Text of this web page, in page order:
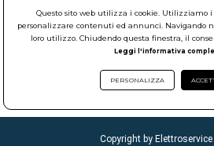
Partita Iva: 01586761007 - Codice
Sociale 1.600.000,00 Euro i.v. Iscritto al
Roma REA: RM-
Sede Operativa: Via Leonardo da Vinci,
Scalo (RM) - Telefono:
Copyright by Elettroservice
Questo sito web utilizza i cookie. Utilizziamo
personalizzare contenuti ed annunci. Navigando
loro utilizzo. Chiudendo questa finestra, il
Leggi l'informativa
PERSONALIZZA